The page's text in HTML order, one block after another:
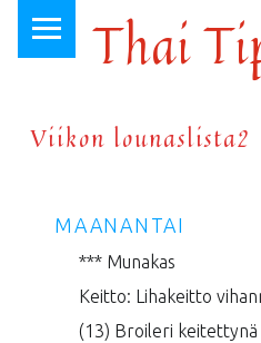
Thai
Viikon lounaslista2
MAANANTAI
*** Munakas
Keitto: Lihakeitto
(13) Broileri keitettynä